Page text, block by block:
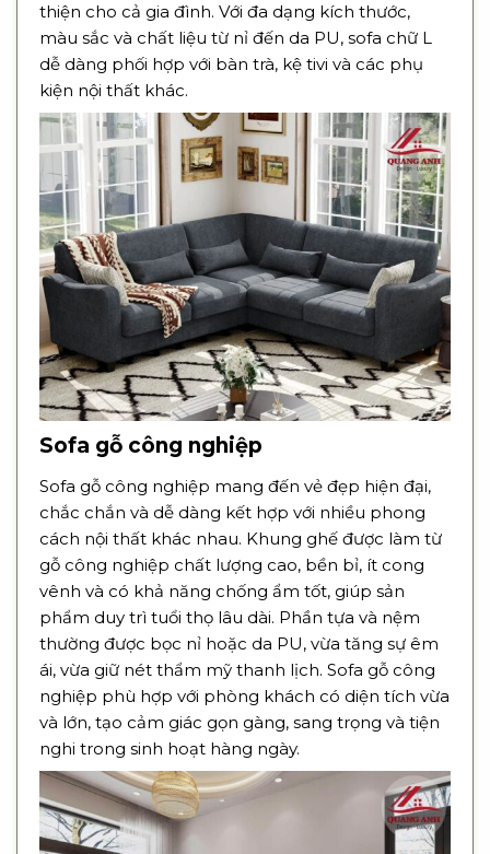
thiện cho cả gia đình. Với đa dạng kích thước,
màu sắc và chất liệu từ nỉ đến da PU, sofa chữ L
dễ dàng phối hợp với bàn trà, kệ tivi và các phụ
kiện nội thất khác.
Sofa gỗ công nghiệp
Sofa gỗ công nghiệp mang đến vẻ đẹp hiện đại,
chắc chắn và dễ dàng kết hợp với nhiều phong
cách nội thất khác nhau. Khung ghế được làm từ
gỗ công nghiệp chất lượng cao, bền bỉ, ít cong
vênh và có khả năng chống ẩm tốt, giúp sản
phẩm duy trì tuổi thọ lâu dài. Phần tựa và nệm
thường được bọc nỉ hoặc da PU, vừa tăng sự êm
ái, vừa giữ nét thẩm mỹ thanh lịch. Sofa gỗ công
nghiệp phù hợp với phòng khách có diện tích vừa
và lớn, tạo cảm giác gọn gàng, sang trọng và tiện
nghi trong sinh hoạt hàng ngày.